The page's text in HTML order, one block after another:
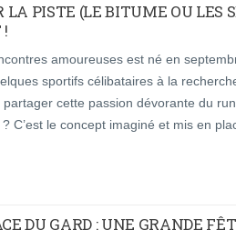
LA PISTE (LE BITUME OU LES
amoureuses est né en
sportifs célibataires à la
cette passion dévorante du
C’est le concept imaginé et mis en
DU GARD : UNE GRANDE